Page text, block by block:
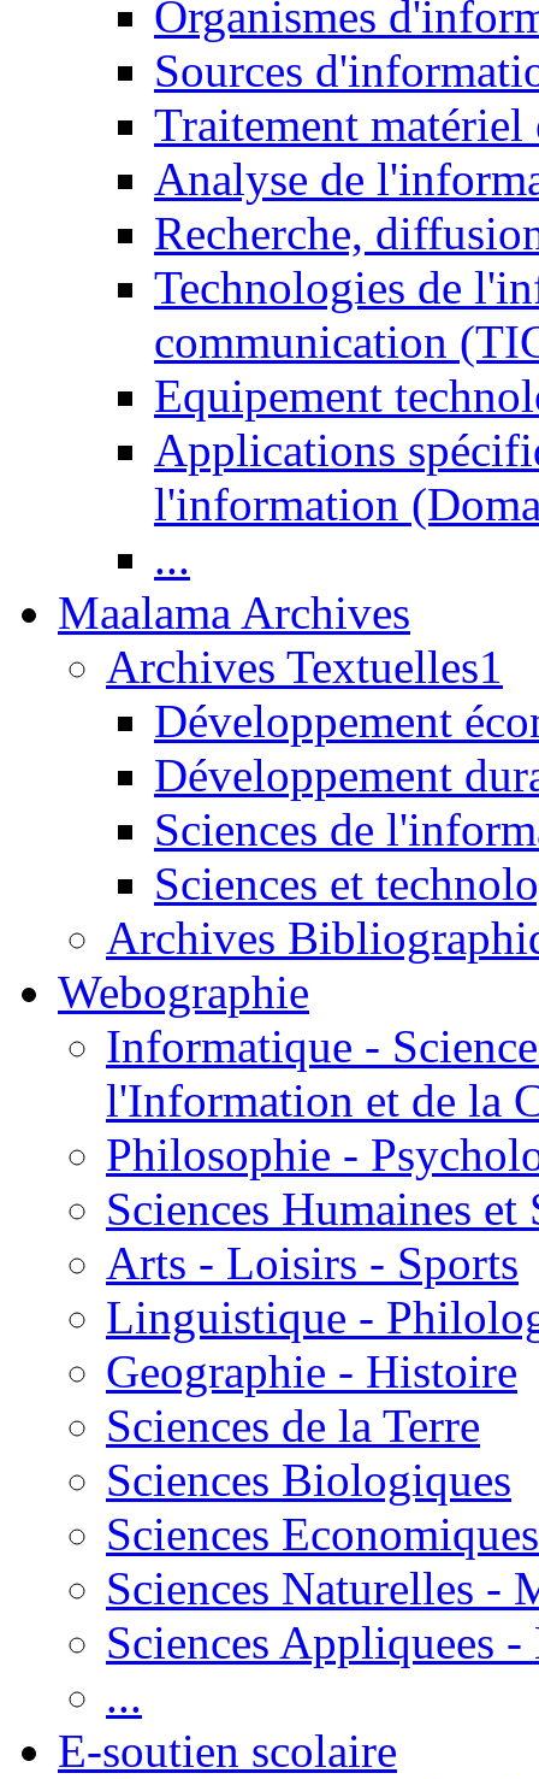
Organismes
Sources
Traitement matériel
Analyse de
Recherche,
Technologies de
communication
Equipement
Applications
l'information
...
Maalama Archives
Archives Textuelles1
Développement
Développement
Sciences de
Sciences et
Archives
Webographie
Informatique -
l'Information et de la
Philosophie -
Sciences Humaines et
Arts - Loisirs - Sports
Linguistique -
Geographie - Histoire
Sciences de la Terre
Sciences Biologiques
Sciences Economiques
Sciences Naturelles -
Sciences Appliquees
...
E-soutien scolaire